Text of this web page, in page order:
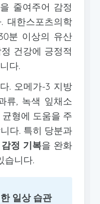
줄여주어 감정
대한스포츠의학
분 이상의 유산
건강에 긍정적
다.
. 오메가-3 지방
류, 녹색 잎채소
형에 도움을 주
다. 특히 당분과
감정 기복을 완화
습니다.
일상 습관